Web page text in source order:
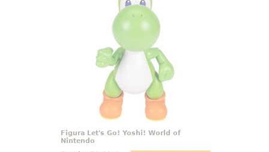
Si eres un amante de los
videojuegos de Nintendo, no
puedes perderte la figura
interactiva de Let's Go! Yoshi! 36
cm. Se trata de una réplica oficial
del simpático dinosaurio verde
que acompaña a Mario en sus
aventuras.
Figura Let's Go! Yoshi! World of
Nintendo